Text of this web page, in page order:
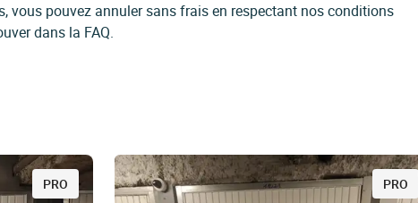
vous pouvez annuler sans frais en respectant nos conditions
dans la FAQ.
PRO PRO